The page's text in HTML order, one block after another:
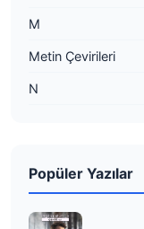
M
Metin Çevirileri
N
Popüler Yazılar